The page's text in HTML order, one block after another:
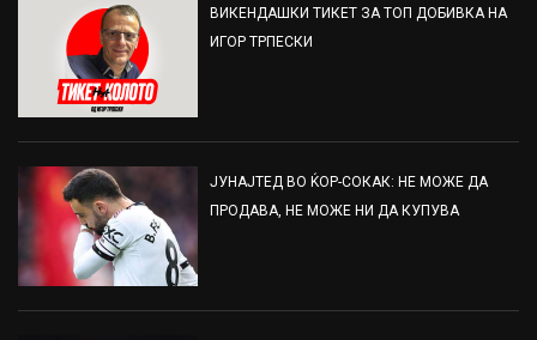
ВИКЕНДАШКИ ТИКЕТ ЗА ТОП ДОБИВКА НА
ИГОР ТРПЕСКИ
ЈУНАЈТЕД ВО ЌОР-СОКАК: НЕ МОЖЕ ДА
ПРОДАВА, НЕ МОЖЕ НИ ДА КУПУВА